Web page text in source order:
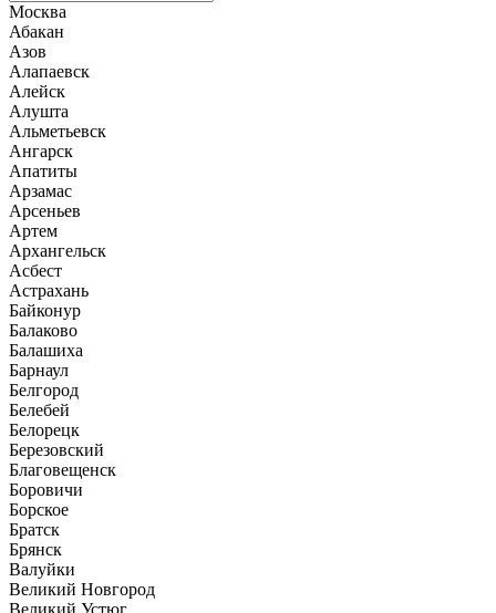
Москва
Абакан
Азов
Алапаевск
Алейск
Алушта
Альметьевск
Ангарск
Апатиты
Арзамас
Арсеньев
Артем
Архангельск
Асбест
Астрахань
Байконур
Балаково
Балашиха
Барнаул
Белгород
Белебей
Белорецк
Березовский
Благовещенск
Боровичи
Борское
Братск
Брянск
Валуйки
Великий Новгород
Великий Устюг